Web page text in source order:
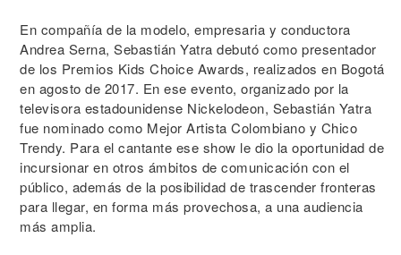
En compañía de la modelo, empresaria y conductora
Andrea Serna, Sebastián Yatra debutó como presentador
de los Premios Kids Choice Awards, realizados en Bogotá
en agosto de 2017. En ese evento, organizado por la
televisora estadounidense Nickelodeon, Sebastián Yatra
fue nominado como Mejor Artista Colombiano y Chico
Trendy. Para el cantante ese show le dio la oportunidad de
incursionar en otros ámbitos de comunicación con el
público, además de la posibilidad de trascender fronteras
para llegar, en forma más provechosa, a una audiencia
más amplia.